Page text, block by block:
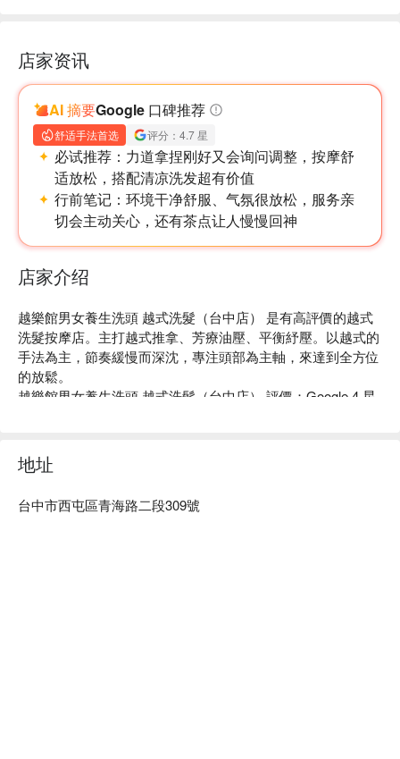
店家资讯
AI 摘要Google 口碑推荐
舒适手法首选 评分：4.7 星
必试推荐： 力道拿捏刚好又会询问调整，按摩舒
适放松，搭配清凉洗发超有价值
行前笔记： 环境干净舒服、气氛很放松，服务亲
切会主动关心，还有茶点让人慢慢回神
店家介绍
越樂館男女養生洗頭 越式洗髮（台中店） 是有高評價的越式
洗髮按摩店。主打越式推拿、芳療油壓、平衡紓壓。以越式的
手法為主，節奏緩慢而深沈，專注頭部為主軸，來達到全方位
的放鬆。
越樂館男女養生洗頭 越式洗髮（台中店） 評價：Google 4 星
您達到身心靈的平靜。
越樂館男女養生洗頭 越式洗髮（台中店） 預約、越樂館男女
惠立刻查看⬇︎
地址
台中市西屯區青海路二段309號